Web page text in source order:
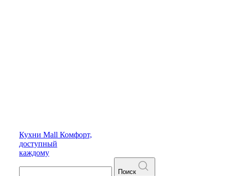
Кухни Mall Комфорт,
доступный
каждому
Поиск